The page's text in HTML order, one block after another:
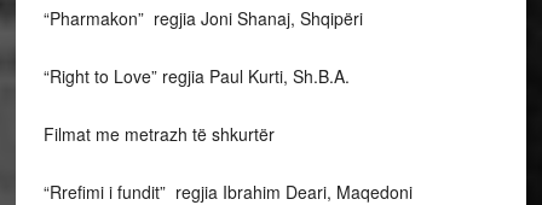
“Pharmakon” regjia Joni Shanaj, Shqipëri
“Right to Love” regjia Paul Kurti, Sh.B.A.
Filmat me metrazh të shkurtër
“Rrefimi i fundit” regjia Ibrahim Deari, Maqedoni